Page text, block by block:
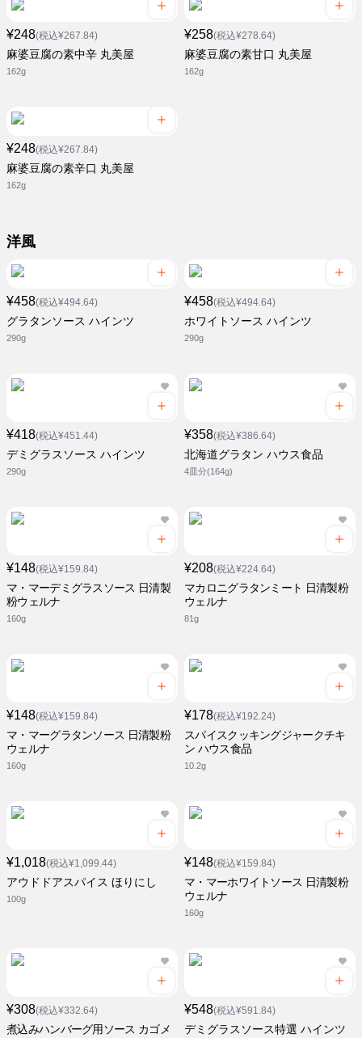
¥248(税込¥267.84)
麻婆豆腐の素中辛 丸美屋
162g
¥258(税込¥278.64)
麻婆豆腐の素甘口 丸美屋
162g
¥248(税込¥267.84)
麻婆豆腐の素辛口 丸美屋
162g
洋風
¥458(税込¥494.64)
グラタンソース ハインツ
290g
¥458(税込¥494.64)
ホワイトソース ハインツ
290g
¥418(税込¥451.44)
デミグラスソース ハインツ
290g
¥358(税込¥386.64)
北海道グラタン ハウス食品
4皿分(164g)
¥148(税込¥159.84)
マ・マーデミグラスソース 日清製
粉ウェルナ
160g
¥208(税込¥224.64)
マカロニグラタンミート 日清製粉
ウェルナ
81g
¥148(税込¥159.84)
マ・マーグラタンソース 日清製粉
ウェルナ
160g
¥178(税込¥192.24)
スパイスクッキングジャークチキ
ン ハウス食品
10.2g
¥1,018(税込¥1,099.44)
アウドドアスパイス ほりにし
100g
¥148(税込¥159.84)
マ・マーホワイトソース 日清製粉
ウェルナ
160g
¥308(税込¥332.64)
煮込みハンバーグ用ソース カゴメ
¥548(税込¥591.84)
デミグラスソース特選 ハインツ